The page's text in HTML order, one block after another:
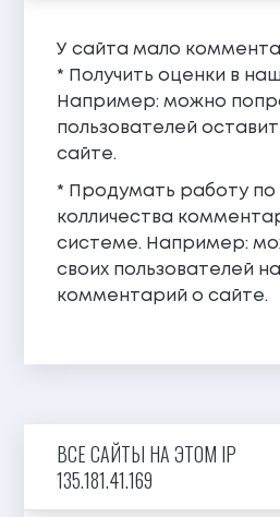
У сайта мало
* Получить оценки в
Например: можно
пользователей
сайте.
* Продумать работу по
колличества
системе. Например:
своих пользователей
комментарий о сайте.
ВСЕ САЙТЫ НА ЭТОМ IP
135.181.41.169